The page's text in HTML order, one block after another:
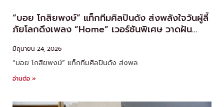
“บอย โกสิยพงษ์” แท็กทีมศิลปินดัง ส่งพลังใจวันผู้ลี้
ภัยโลกดึงเพลง “Home” เวอร์ชันพิเศษ วาดฝัน
มิถุนายน 24, 2026
“บอย โกสิยพงษ์” แท็กทีมศิลปินดัง ส่งพล
อ่านต่อ »